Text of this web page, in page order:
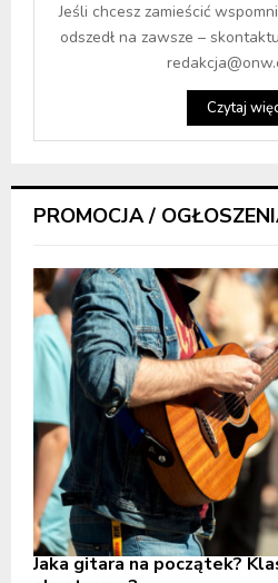
Jeśli chcesz zamieścić
odszedł na zawsze –
Czytaj
PROMOCJA /
Jaka gitara na początek?